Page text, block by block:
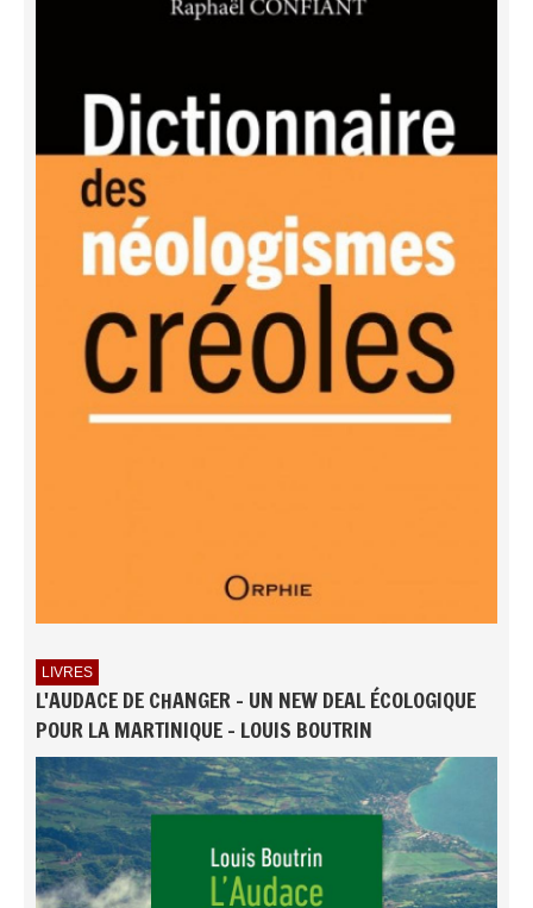
LIVRES
L'AUDACE DE CHANGER - UN NEW DEAL ÉCOLOGIQUE
POUR LA MARTINIQUE - LOUIS BOUTRIN